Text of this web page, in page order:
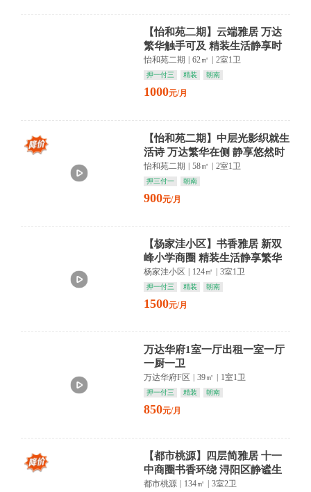
【怡和苑二期】云端雅居 万达
繁华触手可及 精装生活静享时
光
怡和苑二期 62㎡ 2室1卫
押一付三 精装 朝南
1000元/月
【怡和苑二期】中层光影织就生
活诗 万达繁华在侧 静享悠然时
光
怡和苑二期 | 58㎡ | 2室1卫
押三付一 朝南
900元/月
【杨家洼小区】书香雅居 新双
峰小学商圈 精装生活静享繁华
杨家洼小区 124㎡ 3室1卫
押一付三 精装 朝南
1500元/月
万达华府1室一厅出租一室一厅
一厨一卫
万达华府F区 39㎡ 1室1卫
押一付三 精装 朝南
850元/月
【都市桃源】四层简雅居 十一
中商圈书香环绕 浔阳区静谧生
活悄然绽放
都市桃源 | 134㎡ | 3室2卫